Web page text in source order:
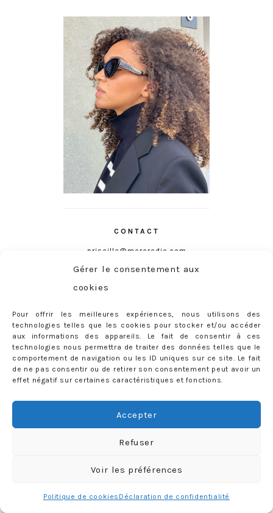
Gérer le consentement aux
cookies
Pour offrir les meilleures expériences, nous utilisons des
technologies telles que les cookies pour stocker et/ou accéder
aux informations des appareils. Le fait de consentir à ces
technologies nous permettra de traiter des données telles que le
comportement de navigation ou les ID uniques sur ce site. Le fait
de ne pas consentir ou de retirer son consentement peut avoir un
effet négatif sur certaines caractéristiques et fonctions.
Accepter
Refuser
Voir les préférences
Politique de cookies Déclaration de confidentialité
CONTACT
priscilla@mercredie.com